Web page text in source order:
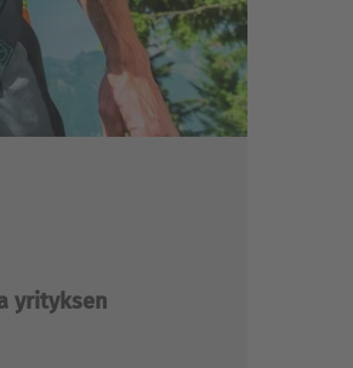
yrityksen